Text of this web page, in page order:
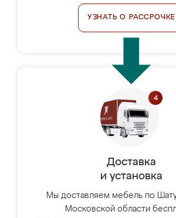
УЗНАТЬ О РАССРОЧКЕ
Доставка
и установка
Мы доставляем мебель по
Московской области